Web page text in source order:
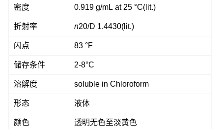
密度 0.919 g/mL at 25 °C(lit.)
折射率 n20/D 1.4430(lit.)
闪点 83 °F
储存条件 2-8°C
溶解度 soluble in Chloroform
形态 液体
颜色 透明无色至淡黄色